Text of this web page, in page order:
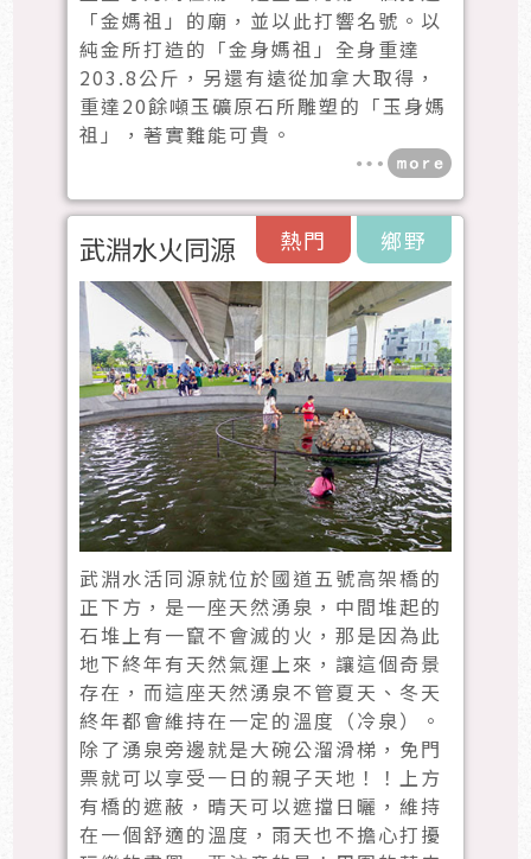
「金媽祖」的廟，並以此打響名號。以
純金所打造的「金身媽祖」全身重達
203.8公斤，另還有遠從加拿大取得，
重達20餘噸玉礦原石所雕塑的「玉身媽
祖」，著實難能可貴。
鄉野
熱門
武淵水火同源
武淵水活同源就位於國道五號高架橋的
正下方，是一座天然湧泉，中間堆起的
石堆上有一竄不會滅的火，那是因為此
地下終年有天然氣運上來，讓這個奇景
存在，而這座天然湧泉不管夏天、冬天
終年都會維持在一定的溫度（冷泉）。
除了湧泉旁邊就是大碗公溜滑梯，免門
票就可以享受一日的親子天地！！上方
有橋的遮蔽，晴天可以遮擋日曬，維持
在一個舒適的溫度，雨天也不擔心打擾